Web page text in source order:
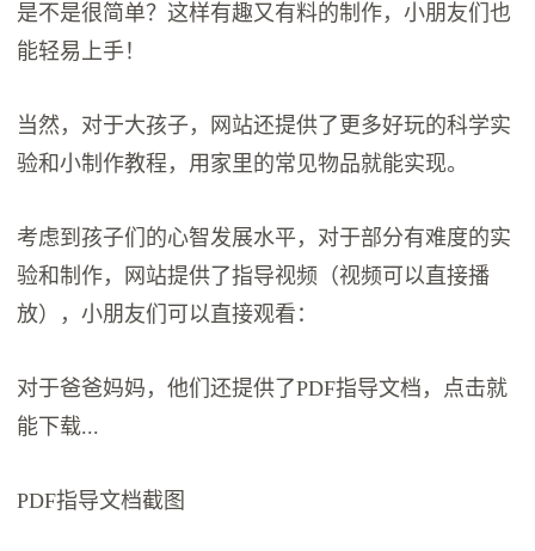
是不是很简单？这样有趣又有料的制作，小朋友们也
能轻易上手！
当然，对于大孩子，网站还提供了更多好玩的科学实
验和小制作教程，用家里的常见物品就能实现。
考虑到孩子们的心智发展水平，对于部分有难度的实
验和制作，网站提供了指导视频（视频可以直接播
放），小朋友们可以直接观看：
对于爸爸妈妈，他们还提供了PDF指导文档，点击就
能下载...
PDF指导文档截图